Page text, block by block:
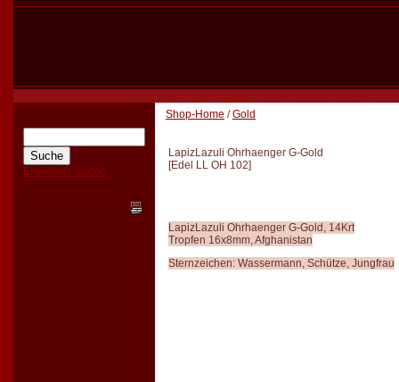
Erweiterte Suche
Shop-Home /Gold
LapizLazuli Ohrhaenger G-Gold
[Edel LL OH 102]
LapizLazuli Ohrhaenger G-Gold, 14Krt
Tropfen 16x8mm, Afghanistan
Sternzeichen: Wassermann, Schütze, Jungfrau